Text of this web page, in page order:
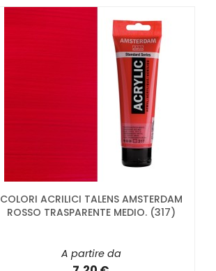
COLORI ACRILICI TALENS AMSTERDAM
ROSSO TRASPARENTE MEDIO. (317)
A partire da